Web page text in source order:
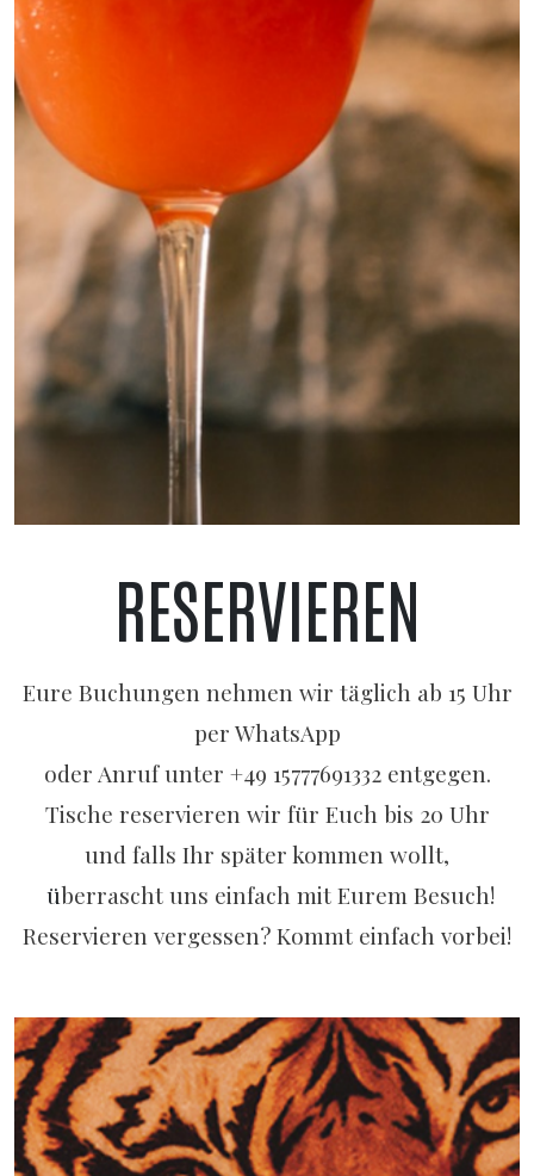
RESERVIEREN
Eure Buchungen nehmen wir täglich ab 15 Uhr
per WhatsApp
oder Anruf unter +49 15777691332 entgegen.
Tische reservieren wir für Euch bis 20 Uhr
und falls Ihr später kommen wollt,
überrascht uns einfach mit Eurem Besuch!
Reservieren vergessen? Kommt einfach vorbei!